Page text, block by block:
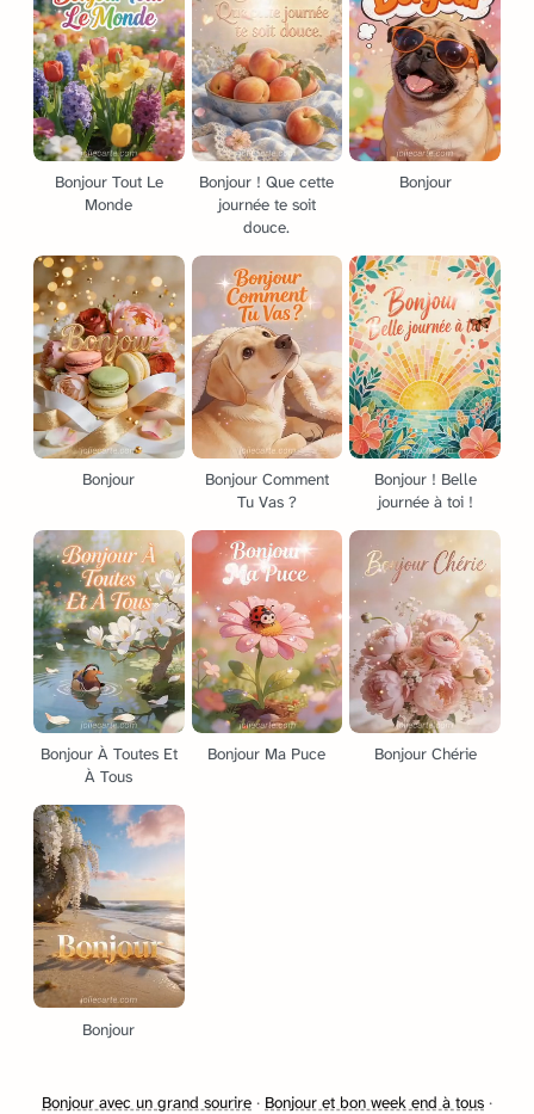
Bonjour Tout Le
Monde
Bonjour ! Que cette
journée te soit
douce.
Bonjour
Bonjour
Bonjour Comment
Tu Vas ?
Bonjour ! Belle
journée à toi !
Bonjour À Toutes Et
À Tous
Bonjour Ma Puce Bonjour Chérie
Bonjour
Bonjour avec un grand sourire · Bonjour et bon week end à tous ·